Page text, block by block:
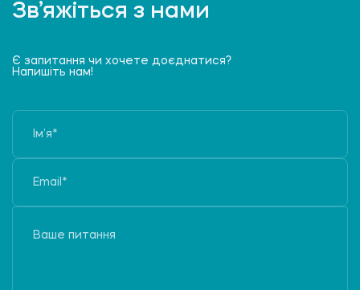
Зв’яжіться з нами
Є запитання чи хочете доєднатися?
Напишіть нам!